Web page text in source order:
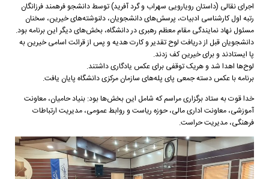
اجرای نقالی (داستان رویارویی سهراب و گرد آفرید) توسط دانشجو فرهمند فرزانگان
رتبه اول کارشناسی ادبیات، پرسش‌های دانشجویان، دلنوشته‌های خیرین، سخنان
مسئول نهاد نمایندگی مقام معظم رهبری در دانشگاه، بخش‌های دیگر این برنامه بود.
دانشجویان قبل از دریافت لوح تقدیر و کارت هدیه و پس از قرائت اسامی خیرین به
پا ایستادند و برای خیرین کف زدند.
لوح‌ها اهدا شد و هریک توقفی برای عکس یادگاری داشتند.
برنامه با عکس دسته جمعی پای پله‌های سازمان مرکزی دانشگاه پایان یافت.
خدا قوت به ستاد برگزاری مراسم که شامل این بخش‌ها بود: بنیاد حامیان، معاونت
آموزشی، معاونت اداری مالی، حوزه ریاست و روابط عمومی، مدیریت ارتباطات
فرهنگی، مدیریت حراست.